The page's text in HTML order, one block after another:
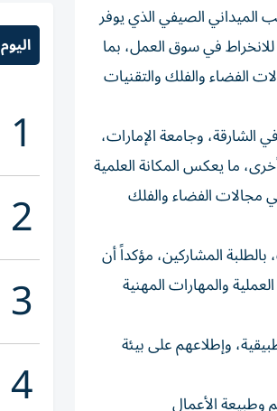
التدريب الميداني الصيفي الذي يوفر
للانخراط في سوق العمل، بما
الفضاء والفلك والتقنيات
وجامعة الإمارات،
ما يعكس المكانة العلمية
مجالات الفضاء والفلك
المشاركين، مؤكداً أن
والمهارات المهنية
وإطلاعهم على بيئة
اليوم
1
2
3
4